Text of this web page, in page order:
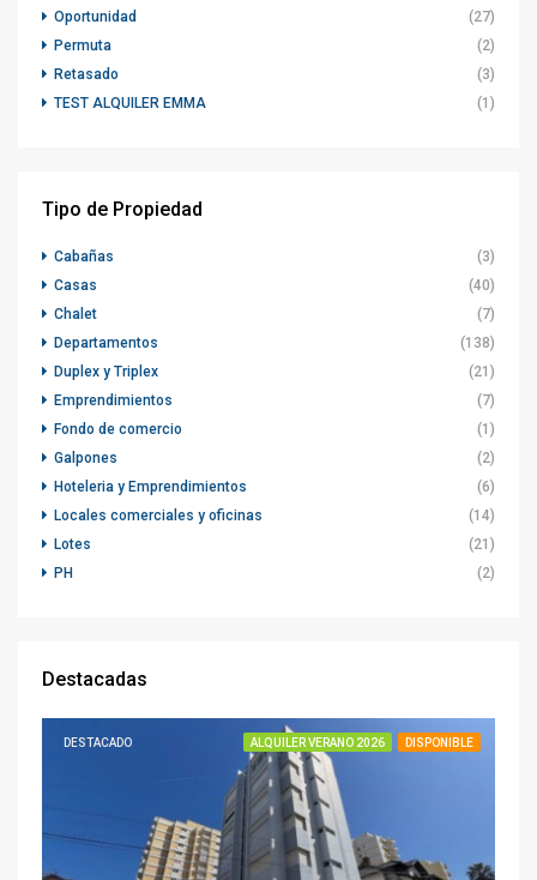
Oportunidad
(27)
Permuta
(2)
Retasado
(3)
TEST ALQUILER EMMA
(1)
Tipo de Propiedad
Cabañas
(3)
Casas
(40)
Chalet
(7)
Departamentos
(138)
Duplex y Triplex
(21)
Emprendimientos
(7)
Fondo de comercio
(1)
Galpones
(2)
Hoteleria y Emprendimientos
(6)
Locales comerciales y oficinas
(14)
Lotes
(21)
PH
(2)
Destacadas
DESTACADO ALQUILER VERANO 2026 DISPONIBLE